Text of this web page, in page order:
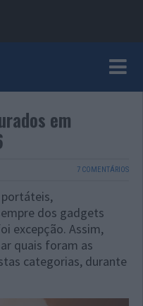
em
7 COMENTÁRIOS
dos gadgets
excepção. Assim,
quais foram as
categorias, durante